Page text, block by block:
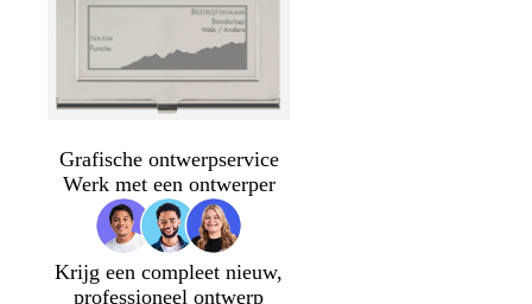
Grafische ontwerpservice
Werk met een ontwerper
Krijg een compleet nieuw,
professioneel ontwerp